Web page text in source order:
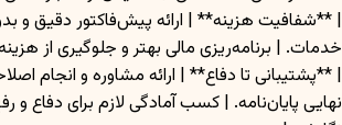
| **شفافیت هزینه** | ارائه پیش‌فاکتور دقیق و
خدمات. | برنامه‌ریزی مالی بهتر و جلوگیری از
| **پشتیبانی تا دفاع** | ارائه مشاوره و انجام
نهایی پایان‌نامه. | کسب آمادگی لازم برای دفاع و